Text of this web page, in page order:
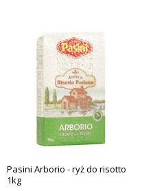
Pasini Arborio - ryż do risotto
1kg